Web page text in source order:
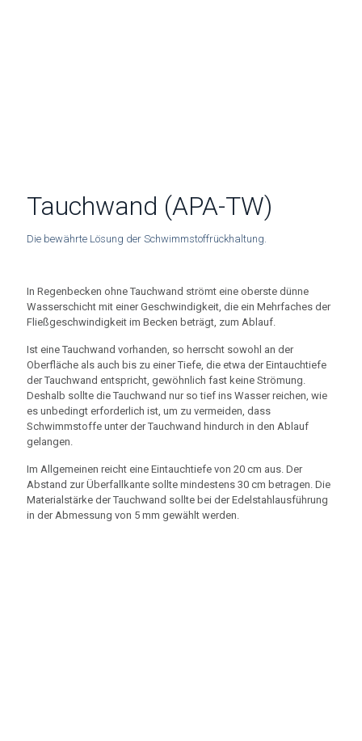
Tauchwand (APA-TW)
Die bewährte Lösung der Schwimmstoffrückhaltung.
In Regenbecken ohne Tauchwand strömt eine oberste dünne
Wasserschicht mit einer Geschwindigkeit, die ein Mehrfaches der
Fließgeschwindigkeit im Becken beträgt, zum Ablauf.
Ist eine Tauchwand vorhanden, so herrscht sowohl an der
Oberfläche als auch bis zu einer Tiefe, die etwa der Eintauchtiefe
der Tauchwand entspricht, gewöhnlich fast keine Strömung.
Deshalb sollte die Tauchwand nur so tief ins Wasser reichen, wie
es unbedingt erforderlich ist, um zu vermeiden, dass
Schwimmstoffe unter der Tauchwand hindurch in den Ablauf
gelangen.
Im Allgemeinen reicht eine Eintauchtiefe von 20 cm aus. Der
Abstand zur Überfallkante sollte mindestens 30 cm betragen. Die
Materialstärke der Tauchwand sollte bei der Edelstahlausführung
in der Abmessung von 5 mm gewählt werden.